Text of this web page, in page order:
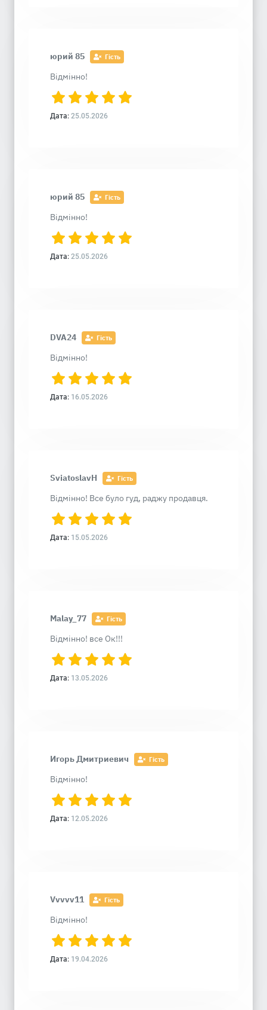
юрий 85 Гість
Відмінно!
Дата: 25.05.2026
юрий 85 Гість
Відмінно!
Дата: 25.05.2026
DVA24 Гість
Відмінно!
Дата: 16.05.2026
SviatoslavH Гість
Відмінно! Все було гуд, раджу продавця.
Дата: 15.05.2026
Malay_77 Гість
Відмінно! все Ок!!!
Дата: 13.05.2026
Игорь Дмитриевич Гість
Відмінно!
Дата: 12.05.2026
Vvvvv11 Гість
Відмінно!
Дата: 19.04.2026